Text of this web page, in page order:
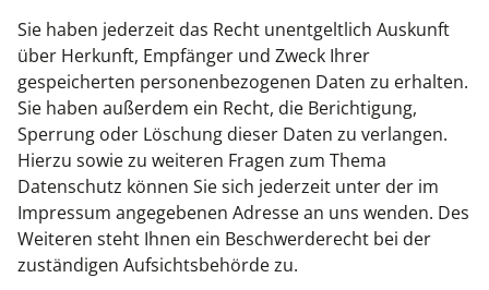
Sie haben jederzeit das Recht unentgeltlich Auskunft
über Herkunft, Empfänger und Zweck Ihrer
gespeicherten personenbezogenen Daten zu erhalten.
Sie haben außerdem ein Recht, die Berichtigung,
Sperrung oder Löschung dieser Daten zu verlangen.
Hierzu sowie zu weiteren Fragen zum Thema
Datenschutz können Sie sich jederzeit unter der im
Impressum angegebenen Adresse an uns wenden. Des
Weiteren steht Ihnen ein Beschwerderecht bei der
zuständigen Aufsichtsbehörde zu.